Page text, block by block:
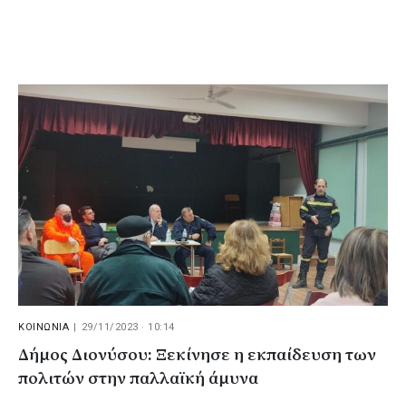
ΚΟΙΝΩΝΙΑ | 29/11/2023 · 10:14
Δήμος Διονύσου: Ξεκίνησε η εκπαίδευση των
πολιτών στην παλλαϊκή άμυνα